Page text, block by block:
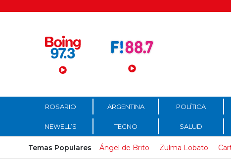
Menú Principal
ROSARIO ARGENTINA POLÍTICA
NEWELL’S TECNO SALUD
Temas Populares Ángel de Brito Zulma Lobato